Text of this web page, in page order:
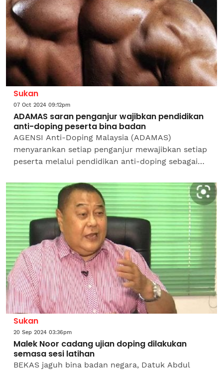
Sukan
07 Oct 2024 09:12pm
ADAMAS saran penganjur wajibkan pendidikan
anti-doping peserta bina badan
AGENSI Anti-Doping Malaysia (ADAMAS)
menyarankan setiap penganjur mewajibkan setiap
peserta melalui pendidikan anti-doping sebagai
masa depan. Langkah itu...
Sukan
20 Sep 2024 03:36pm
Malek Noor cadang ujian doping dilakukan
semasa sesi latihan
BEKAS jaguh bina badan negara, Datuk Abdul